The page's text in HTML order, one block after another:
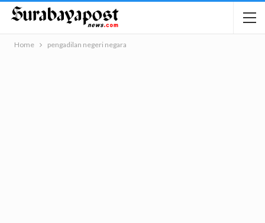
Home pengadilan negeri negara